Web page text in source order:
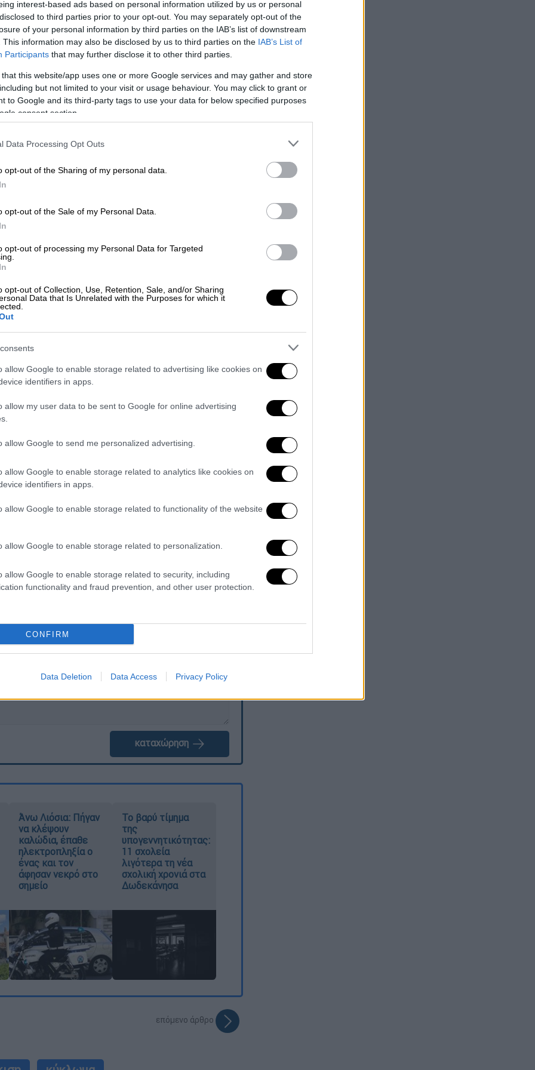
interest-based ads based on personal information utilized by us or personal
to third parties prior to your opt-out. You may separately opt-out of the
of your personal information by third parties on the IAB’s list of downstream
This information may also be disclosed by us to third parties on the IAB’s List of
Participants that may further disclose it to other third parties.
that this website/app uses one or more Google services and may gather and store
but not limited to your visit or usage behaviour. You may click to grant or
to Google and its third-party tags to use your data for below specified purposes
consent section.
Data Processing Opt Outs
opt-out of the Sharing of my personal data.
opt-out of the Sale of my Personal Data.
opt-out of processing my Personal Data for Targeted
opt-out of Collection, Use, Retention, Sale, and/or Sharing
Data that Is Unrelated with the Purposes for which it
allow Google to enable storage related to advertising like cookies on
identifiers in apps.
allow my user data to be sent to Google for online advertising
allow Google to send me personalized advertising.
allow Google to enable storage related to analytics like cookies on
identifiers in apps.
allow Google to enable storage related to functionality of the website
allow Google to enable storage related to personalization.
allow Google to enable storage related to security, including
functionality and fraud prevention, and other user protection.
CONFIRM
Data Deletion Data Access Privacy Policy
τις απολογίες τους στον Ευρωπαίο
οι
δύο συλληφθέντες
Κέντρου Υποδοχής Δηλώσεων και
με τον όρο της απαγόρευσης εξόδου
από 5.000 έως 15.000 ευρώ.
τη σύλληψη του 37χρονου για
έρευνες
ακόμη επτά κατηγορούμενοι.
(05/06)απολογήθηκαν οι γονείς του
της απαγόρευσης εξόδου από τη χώρα
στον καθένα.
σε βάρος τους, κατά περίπτωση
ένταξη σε εγκληματική οργάνωση,
της Ευρωπαϊκής Ένωσης άνω
χρήματος.
ΕΘΝΟΣ θα παρεμβαίνει και τα προσβλητικά σχόλια θα
καταχώρηση
Άνω Λιόσια: Πήγαν
να κλέψουν
καλώδια, έπαθε
ηλεκτροπληξία ο
ένας και τον
άφησαν νεκρό στο
σημείο
Το βαρύ τίμημα
της
υπογεννητικότητας:
11 σχολεία
λιγότερα τη νέα
σχολική χρονιά στα
Δωδεκάνησα
επόμενο άρθρο